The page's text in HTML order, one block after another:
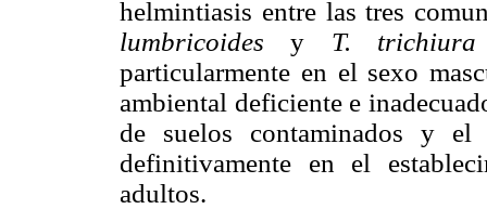
helmintiasis entre las tres
lumbricoidesy T. trichiura
particularmente en el sexo
ambiental deficiente e
de suelos contaminados y
definitivamente en el
adultos.